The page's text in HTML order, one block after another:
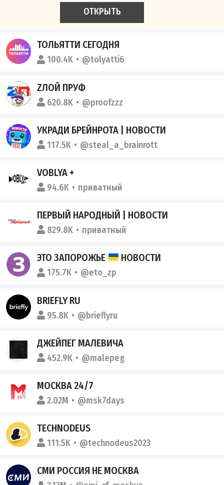
ОТКРЫТЬ
ТОЛЬЯТТИ СЕГОДНЯ
100.4K @tolyatti6
ZЛОЙ ПРУФ️
620.8K @proofzzz
УКРАДИ БРЕЙНРОТА | НОВОСТИ
117.5K @steal_a_brainrott
VOBLYA +
94.6K приватный
ПЕРВЫЙ НАРОДНЫЙ | НОВОСТИ
829.8K приватный
ЭТО ЗАПОРОЖЬЕ НОВОСТИ
175.7K @eto_zp
BRIEFLY RU
95.8K @brieflyru
ДЖЕЙПЕГ МАЛЕВИЧА
452.9K @malepeg
МОСКВА 24/7
2.02M @msk7days
TECHNODEUS
111.5K @technodeus2023
СМИ РОССИЯ НЕ МОСКВА